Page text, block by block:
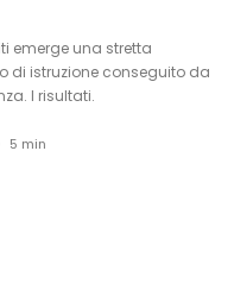
emerge una stretta
di istruzione conseguito da
I risultati.
5 min